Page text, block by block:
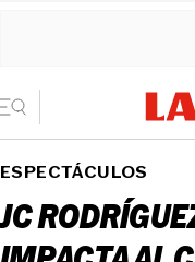
ESPECTÁCULOS
JC